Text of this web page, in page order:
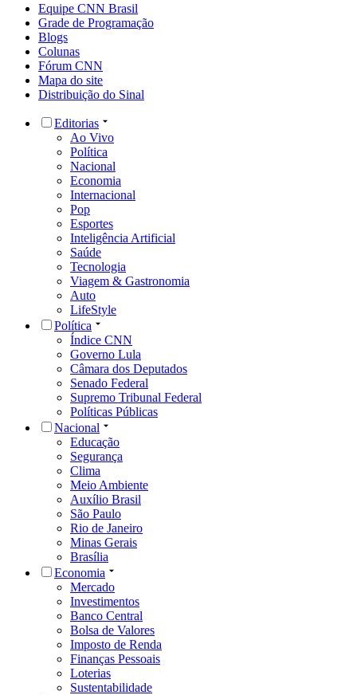
Equipe CNN Brasil
Grade de Programação
Blogs
Colunas
Fórum CNN
Mapa do site
Distribuição do Sinal
Editorias
Ao Vivo
Política
Nacional
Economia
Internacional
Pop
Esportes
Inteligência Artificial
Saúde
Tecnologia
Viagem & Gastronomia
Auto
LifeStyle
Política
Índice CNN
Governo Lula
Câmara dos Deputados
Senado Federal
Supremo Tribunal Federal
Políticas Públicas
Nacional
Educação
Segurança
Clima
Meio Ambiente
Auxílio Brasil
São Paulo
Rio de Janeiro
Minas Gerais
Brasília
Economia
Mercado
Investimentos
Banco Central
Bolsa de Valores
Imposto de Renda
Finanças Pessoais
Loterias
Sustentabilidade